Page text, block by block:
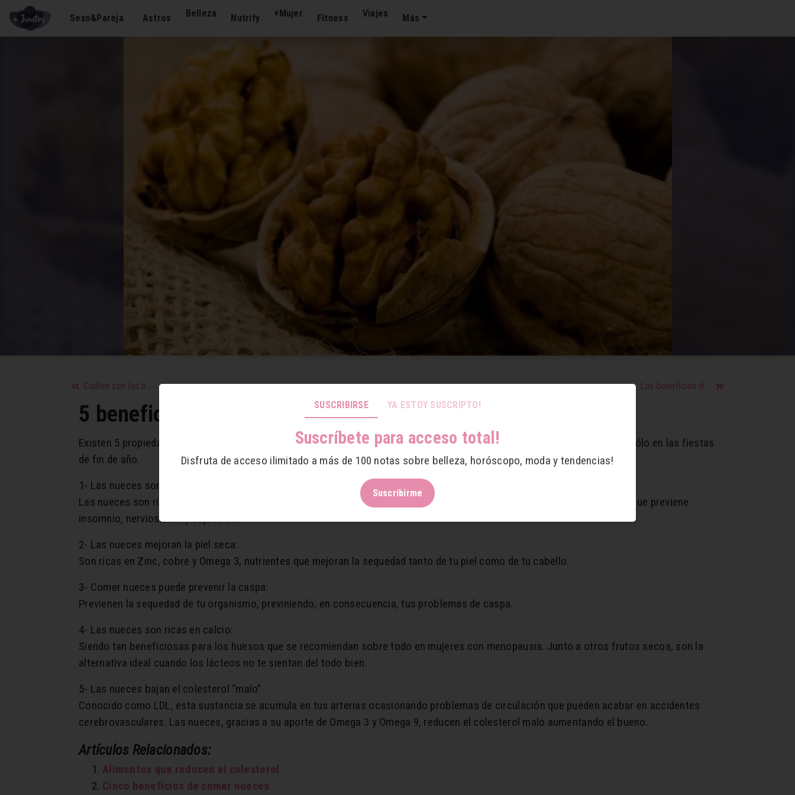
Sexo&Pareja Astros Belleza Nutrify +Mujer Fitness Viajes Más
Cuáles son los beneficios de consumir zanahoria Los beneficios de los frutos del bosque
5 beneficios de comer nueces
Existen 5 propiedades beneficiosas de las nueces, por eso te explicamos por qué deberías consumirlas diariamente y no sólo en las fiestas
de fin de año.
1- Las nueces son buenas para el cerebro:
Las nueces son ricas en grasas saludables y el cerebro se compone de ellas. Además son ricas en Omega 3, un nutriente que previene
insomnio, nerviosismo y depresión.
2- Las nueces mejoran la piel seca:
Son ricas en Zinc, cobre y Omega 3, nutrientes que mejoran la sequedad tanto de tu piel como de tu cabello.
3- Comer nueces puede prevenir la caspa:
Previenen la sequedad de tu organismo, previniendo, en consecuencia, tus problemas de caspa.
4- Las nueces son ricas en calcio:
Siendo tan beneficiosas para los huesos que se recomiendan sobre todo en mujeres con menopausia. Junto a otros frutos secos, son la
alternativa ideal cuando los lácteos no te sientan del todo bien.
5- Las nueces bajan el colesterol “malo”
Conocido como LDL, esta sustancia se acumula en tus arterias ocasionando problemas de circulación que pueden acabar en accidentes
cerebrovasculares. Las nueces, gracias a su aporte de Omega 3 y Omega 9, reducen el colesterol malo aumentando el bueno.
Artículos Relacionados:
Alimentos que reducen el colesterol
Cinco beneficios de comer nueces
SUSCRIBIRSE YA ESTOY SUSCRIPTO!
Suscríbete para acceso total!
Disfruta de acceso ilimitado a más de 100 notas sobre belleza, horóscopo, moda y tendencias!
Suscribirme